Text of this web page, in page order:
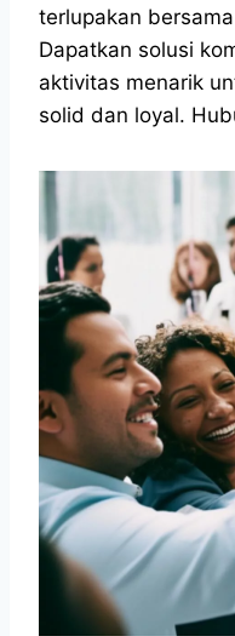
terlupakan
Dapatkan solusi
aktivitas menarik
solid dan loyal.